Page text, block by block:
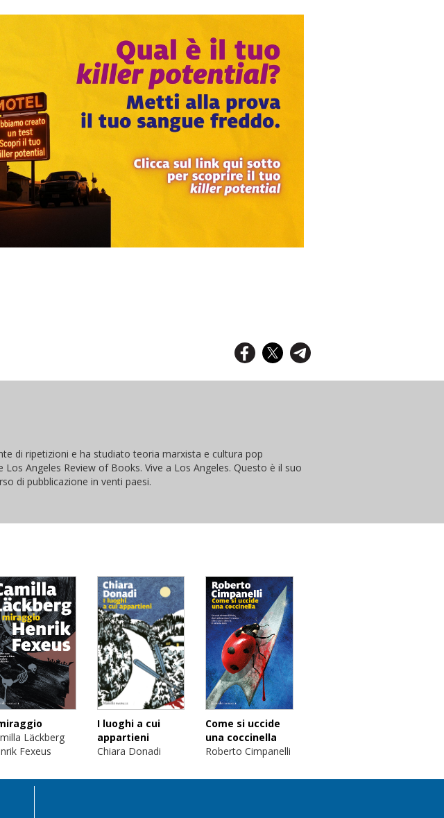
di ripetizioni e ha studiato teoria marxista e cultura pop
Angeles Review of Books. Vive a Los Angeles. Questo è il suo
di pubblicazione in venti paesi.
Läckberg
Fexeus
I luoghi a cui
appartieni
Chiara Donadi
Come si uccide
una coccinella
Roberto Cimpanelli